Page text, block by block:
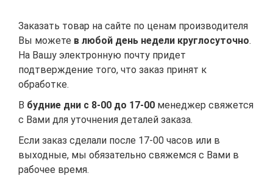
Заказать товар на сайте по ценам производителя
Вы можете в любой день недели круглосуточно.
На Вашу электронную почту придет
подтверждение того, что заказ принят к
обработке.
В будние дни с 8-00 до 17-00 менеджер свяжется
с Вами для уточнения деталей заказа.
Если заказ сделали после 17-00 часов или в
выходные, мы обязательно свяжемся с Вами в
рабочее время.